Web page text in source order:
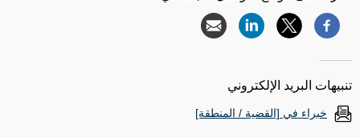
تنبيهات البريد الإلكتروني
خبراء في [القضية / المنطقة]